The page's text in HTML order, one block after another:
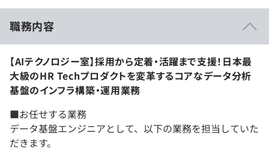
職務内容
【AIテクノロジー室】採用から定着・活躍まで支援！日本最
大級のHR Techプロダクトを変革するコアなデータ分析
基盤のインフラ構築・運用業務
■お任せする業務
データ基盤エンジニアとして、以下の業務を担当していた
だきます。